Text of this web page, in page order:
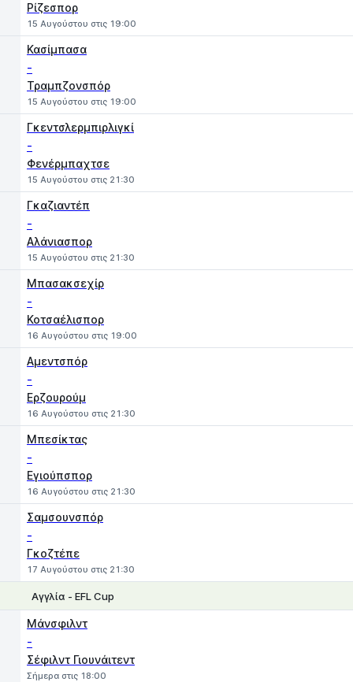
Ρίζεσπορ
15 Αυγούστου στις 19:00
Κασίμπασα
-
Τραμπζονσπόρ
15 Αυγούστου στις 19:00
Γκεντσλερμπιρλιγκί
-
Φενέρμπαχτσε
15 Αυγούστου στις 21:30
Γκαζιαντέπ
-
Αλάνιασπορ
15 Αυγούστου στις 21:30
Μπασακσεχίρ
-
Κοτσαέλισπορ
16 Αυγούστου στις 19:00
Αμεντσπόρ
-
Ερζουρούμ
16 Αυγούστου στις 21:30
Μπεσίκτας
-
Εγιούπσπορ
16 Αυγούστου στις 21:30
Σαμσουνσπόρ
-
Γκοζτέπε
17 Αυγούστου στις 21:30
Αγγλία - EFL Cup
Μάνσφιλντ
-
Σέφιλντ Γιουνάιτεντ
Σήμερα στις 18:00